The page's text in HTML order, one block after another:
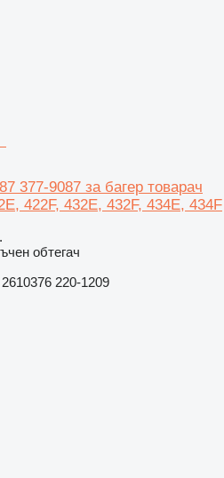
377-9087 за багер товарач
422F, 432E, 432F, 434E, 434F
обтегач
220-1209